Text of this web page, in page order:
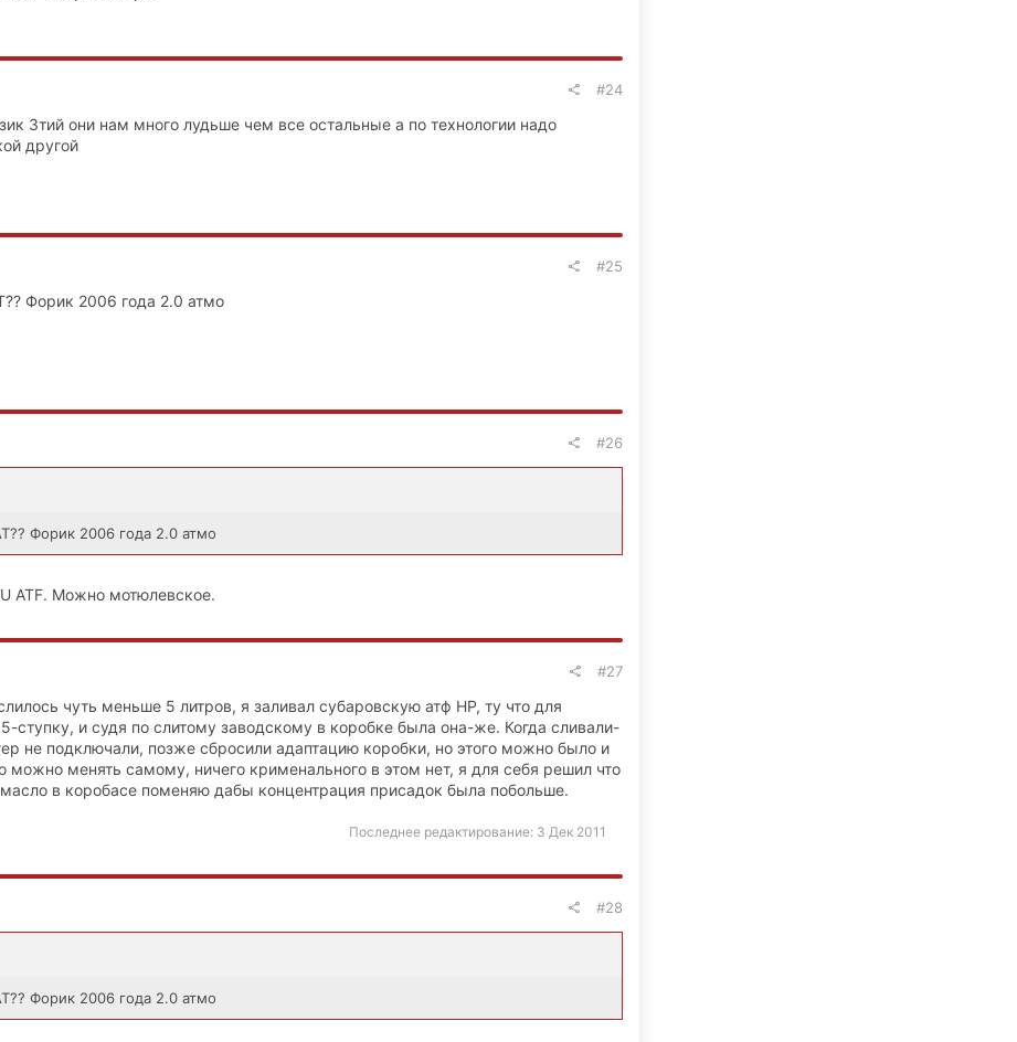
#24
3тий они нам много лудьше чем все остальные а по технологии надо
другой
#25
Форик 2006 года 2.0 атмо
#26
Форик 2006 года 2.0 атмо
ATF. Можно мотюлевское.
#27
чуть меньше 5 литров, я заливал субаровскую атф HP, ту что для
ступку, и судя по слитому заводскому в коробке была она-же. Когда сливали-
не подключали, позже сбросили адаптацию коробки, но этого можно было и
можно менять самому, ничего крименального в этом нет, я для себя решил что
в коробасе поменяю дабы концентрация присадок была побольше.
Последнее редактирование: 3 Дек 2011
#28
Форик 2006 года 2.0 атмо